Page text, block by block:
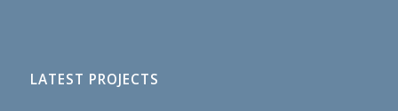
LATEST PROJECTS